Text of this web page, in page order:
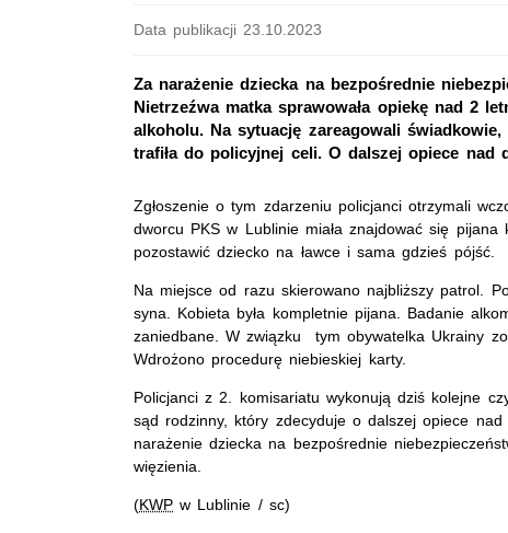
Data publikacji 23.10.2023
Za narażenie dziecka na bezpośrednie
Nietrzeźwa matka sprawowała opiekę nad 2
alkoholu. Na sytuację zareagowali
trafiła do policyjnej celi. O dalszej opiece nad
Zgłoszenie o tym zdarzeniu policjanci otrzymali
dworcu PKS w Lublinie miała znajdować się pijana
pozostawić dziecko na ławce i sama gdzieś pójść.
Na miejsce od razu skierowano najbliższy patrol.
syna. Kobieta była kompletnie pijana. Badanie
zaniedbane. W związku tym obywatelka Ukrainy
Wdrożono procedurę niebieskiej karty.
Policjanci z 2. komisariatu wykonują dziś kolejne
sąd rodzinny, który zdecyduje o dalszej opiece
narażenie dziecka na bezpośrednie
więzienia.
(KWP w Lublinie / sc)